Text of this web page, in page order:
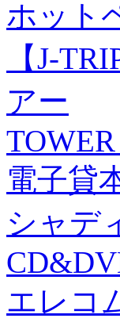
ホット
【J-
アー
電子貸
シャデ
エレコ